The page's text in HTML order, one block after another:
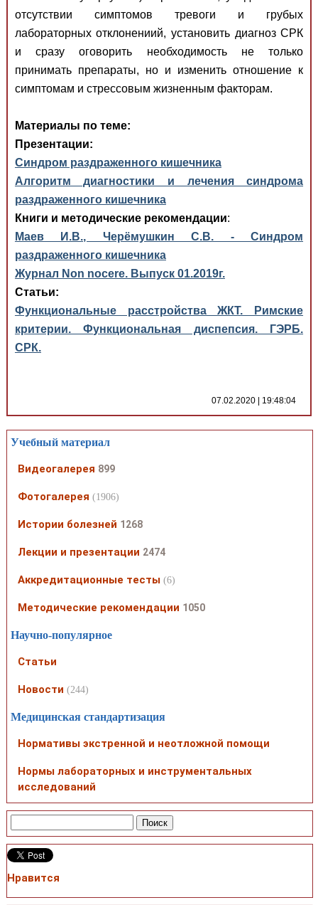
отсутствии симптомов тревоги и грубых
лабораторных отклонениий, установить диагноз СРК
и сразу оговорить необходимость не только
принимать препараты, но и изменить отношение к
симптомам и стрессовым жизненным факторам.
Материалы по теме:
Презентации:
Синдром раздраженного кишечника
Алгоритм диагностики и лечения синдрома
раздраженного кишечника
Книги и методические рекомендации:
Маев И.В., Черёмушкин С.В. - Синдром
раздраженного кишечника
Журнал Non nocere. Выпуск 01.2019г.
Статьи:
Функциональные расстройства ЖКТ. Римские
критерии. Функциональная диспепсия. ГЭРБ.
СРК.
07.02.2020 | 19:48:04
Учебный материал
Видеогалерея 899
Фотогалерея (1906)
Истории болезней 1268
Лекции и презентации 2474
Аккредитационные тесты (6)
Методические рекомендации 1050
Научно-популярное
Статьи
Новости (244)
Медицинская стандартизация
Нормативы экстренной и неотложной помощи
Нормы лабораторных и инструментальных
исследований
Нравится